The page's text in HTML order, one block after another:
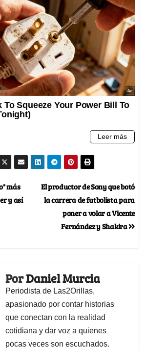
El productor de Sony que botó
la carrera de futbolista para
poner a volar a Vicente
Fernández y Shakira
más
y así
PorDaniel Murcia
Periodista de Las2Orillas,
apasionado por contar historias
que conectan con la realidad
cotidiana y dar voz a quienes
pocas veces son escuchados.